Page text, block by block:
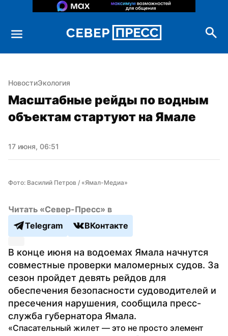
НовостиЭкология
Масштабные рейды по водным
объектам стартуют на Ямале
17 июня, 06:51
Фото: Василий Петров / «Ямал-Медиа»
Читать «Север-Пресс» в
Telegram
ВКонтакте
В конце июня на водоемах Ямала начнутся
совместные проверки маломерных судов. За
сезон пройдет девять рейдов для
обеспечения безопасности судоводителей и
пресечения нарушения, сообщила пресс-
служба губернатора Ямала.
«Спасательный жилет — это не просто элемент